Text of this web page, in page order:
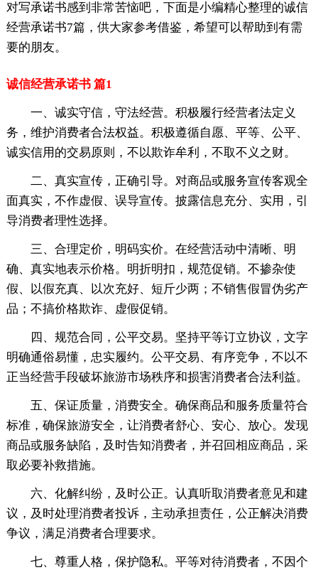
对写承诺书感到非常苦恼吧，下面是小编精心整理的诚信
经营承诺书7篇，供大家参考借鉴，希望可以帮助到有需
要的朋友。
诚信经营承诺书 篇1
一、诚实守信，守法经营。积极履行经营者法定义
务，维护消费者合法权益。积极遵循自愿、平等、公平、
诚实信用的交易原则，不以欺诈牟利，不取不义之财。
二、真实宣传，正确引导。对商品或服务宣传客观全
面真实，不作虚假、误导宣传。披露信息充分、实用，引
导消费者理性选择。
三、合理定价，明码实价。在经营活动中清晰、明
确、真实地表示价格。明折明扣，规范促销。不掺杂使
假、以假充真、以次充好、短斤少两；不销售假冒伪劣产
品；不搞价格欺诈、虚假促销。
四、规范合同，公平交易。坚持平等订立协议，文字
明确通俗易懂，忠实履约。公平交易、有序竞争，不以不
正当经营手段破坏旅游市场秩序和损害消费者合法利益。
五、保证质量，消费安全。确保商品和服务质量符合
标准，确保旅游安全，让消费者舒心、安心、放心。发现
商品或服务缺陷，及时告知消费者，并召回相应商品，采
取必要补救措施。
六、化解纠纷，及时公正。认真听取消费者意见和建
议，及时处理消费者投诉，主动承担责任，公正解决消费
争议，满足消费者合理要求。
七、尊重人格，保护隐私。平等对待消费者，不因个